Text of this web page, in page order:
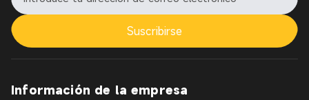
Suscribirse
Información de la empresa